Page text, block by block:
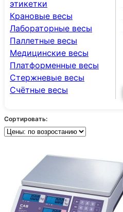
этикетки
Крановые весы
Лабораторные весы
Паллетные весы
Медицинские весы
Платформенные весы
Стержневые весы
Счётные весы
Сортировать: